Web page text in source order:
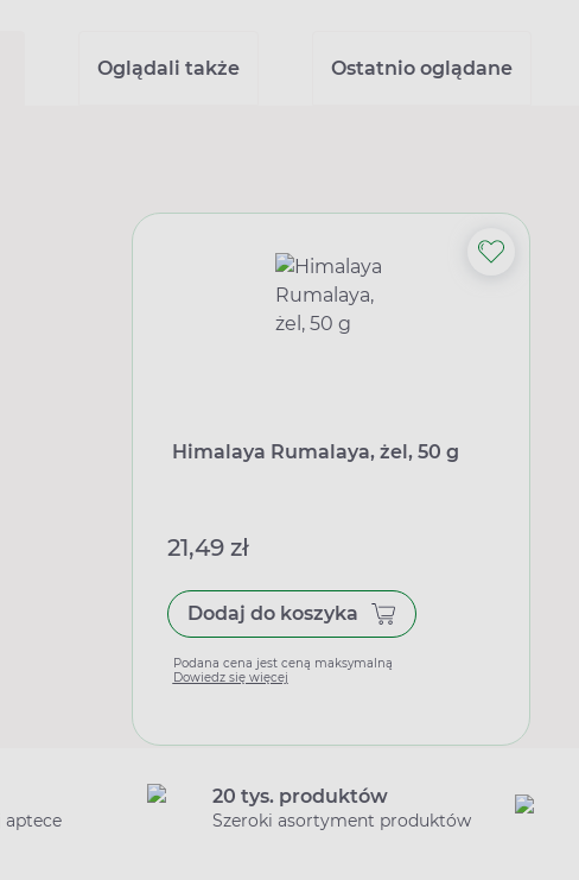
Oglądali także Ostatnio oglądane
Himalaya Rumalaya, żel, 50 g
21,49 zł
Dodaj do koszyka
Podana cena jest ceną maksymalną
Dowiedz się więcej
aptece
20 tys. produktów
Szeroki asortyment produktów